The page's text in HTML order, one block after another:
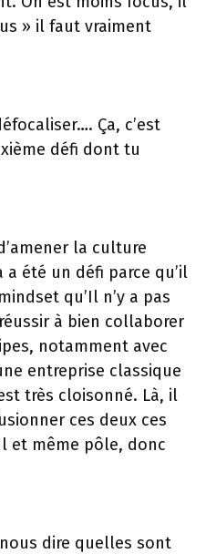
» il faut vraiment
Ça, c’est
défi dont tu
la culture
été un défi parce qu’il
qu’Il n’y a pas
à bien collaborer
notamment avec
entreprise classique
très cloisonné. Là, il
ces deux ces
et même pôle, donc
dire quelles sont